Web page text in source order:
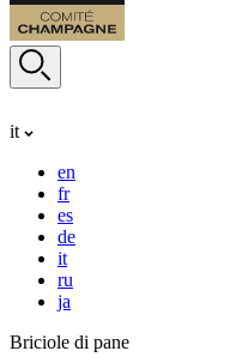
it
en
fr
es
de
it
ru
ja
Briciole di pane